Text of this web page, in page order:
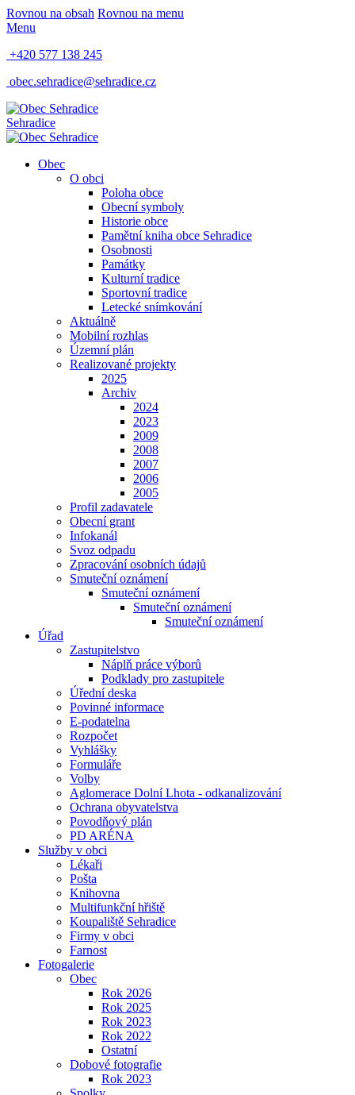
Rovnou na obsah Rovnou na menu
Menu
+420 577 138 245
obec.sehradice@sehradice.cz
Sehradice
Obec
O obci
Poloha obce
Obecní symboly
Historie obce
Pamětní kniha obce Sehradice
Osobnosti
Památky
Kulturní tradice
Sportovní tradice
Letecké snímkování
Aktuálně
Mobilní rozhlas
Územní plán
Realizované projekty
2025
Archiv
2024
2023
2009
2008
2007
2006
2005
Profil zadavatele
Obecní grant
Infokanál
Svoz odpadu
Zpracování osobních údajů
Smuteční oznámení
Smuteční oznámení
Smuteční oznámení
Smuteční oznámení
Úřad
Zastupitelstvo
Náplň práce výborů
Podklady pro zastupitele
Úřední deska
Povinné informace
E-podatelna
Rozpočet
Vyhlášky
Formuláře
Volby
Aglomerace Dolní Lhota - odkanalizování
Ochrana obyvatelstva
Povodňový plán
PD ARÉNA
Služby v obci
Lékaři
Pošta
Knihovna
Multifunkční hřiště
Koupaliště Sehradice
Firmy v obci
Farnost
Fotogalerie
Obec
Rok 2026
Rok 2025
Rok 2023
Rok 2022
Ostatní
Dobové fotografie
Rok 2023